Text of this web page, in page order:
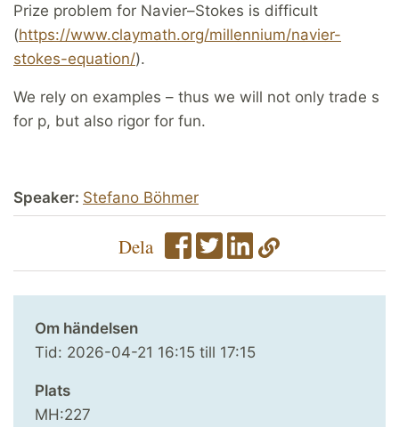
Prize problem for Navier–Stokes is difficult
(https://www.claymath.org/millennium/navier-
stokes-equation/).
We rely on examples – thus we will not only trade s
for p, but also rigor for fun.
Speaker: Stefano Böhmer
Dela
Om händelsen
Tid: 2026-04-21 16:15 till 17:15
Plats
MH:227